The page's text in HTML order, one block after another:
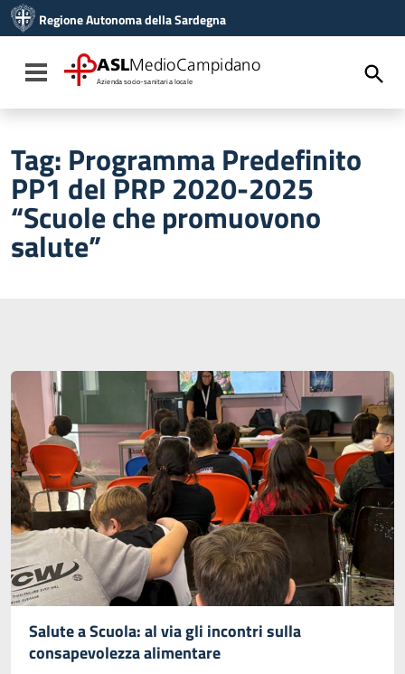
Vai al menu di navigazione
Vai al footer
Regione Autonoma della Sardegna
Toggle navigation
ASLMedioCampidano
Azienda socio-sanitaria locale
Tag: Programma Predefinito
PP1 del PRP 2020-2025
“Scuole che promuovono
salute”
Salute a Scuola: al via gli incontri sulla
consapevolezza alimentare